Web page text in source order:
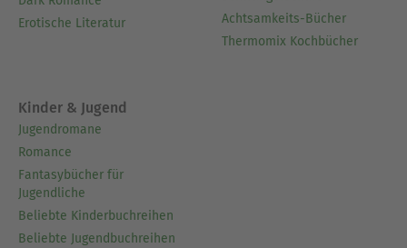
Erotische Literatur
Achtsamkeits-Bücher
Thermomix Kochbücher
Kinder & Jugend
Jugendromane
Romance
Fantasybücher für
Jugendliche
Beliebte Kinderbuchreihen
Beliebte Jugendbuchreihen